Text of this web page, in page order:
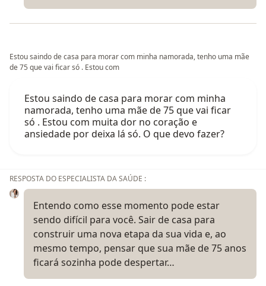
Estou saindo de casa para morar com minha namorada, tenho uma mãe
de 75 que vai ficar só . Estou com
Estou saindo de casa para morar com minha
namorada, tenho uma mãe de 75 que vai ficar
só . Estou com muita dor no coração e
ansiedade por deixa lá só. O que devo fazer?
RESPOSTA DO ESPECIALISTA DA SAÚDE :
Entendo como esse momento pode estar
sendo difícil para você. Sair de casa para
construir uma nova etapa da sua vida e, ao
mesmo tempo, pensar que sua mãe de 75 anos
ficará sozinha pode despertar…